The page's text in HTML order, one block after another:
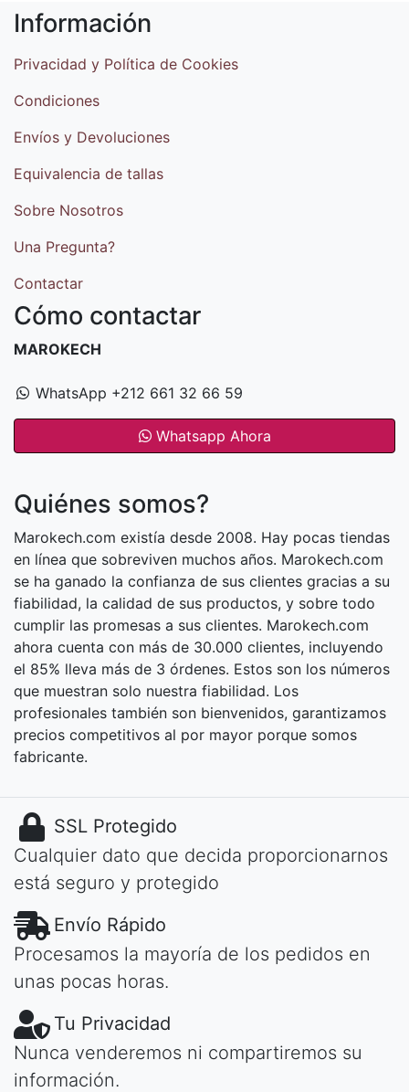
Información
Privacidad y Política de Cookies
Condiciones
Envíos y Devoluciones
Equivalencia de tallas
Sobre Nosotros
Una Pregunta?
Contactar
Cómo contactar
MAROKECH
WhatsApp +212 661 32 66 59
Whatsapp Ahora
Quiénes somos?
Marokech.com existía desde 2008. Hay pocas tiendas
en línea que sobreviven muchos años. Marokech.com
se ha ganado la confianza de sus clientes gracias a su
fiabilidad, la calidad de sus productos, y sobre todo
cumplir las promesas a sus clientes. Marokech.com
ahora cuenta con más de 30.000 clientes, incluyendo
el 85% lleva más de 3 órdenes. Estos son los números
que muestran solo nuestra fiabilidad. Los
profesionales también son bienvenidos, garantizamos
precios competitivos al por mayor porque somos
fabricante.
SSL Protegido
Cualquier dato que decida proporcionarnos
está seguro y protegido
Envío Rápido
Procesamos la mayoría de los pedidos en
unas pocas horas.
Tu Privacidad
Nunca venderemos ni compartiremos su
información.